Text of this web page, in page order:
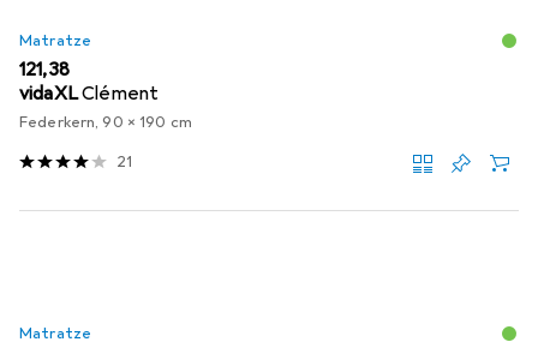
Matratze
EUR
121,38
vidaXLClément
Federkern, 90 x 190 cm
21
Matratze